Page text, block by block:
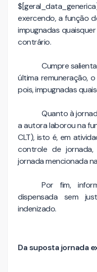
exercendo, a função
impugnadas
contrário.
Cumpre
última remuneração,
pois, impugnadas
Quanto à
a autora laborou na
CLT), isto é, em
controle de jornada,
jornada mencionada
Por fim,
dispensada sem
indenizado.
Da suposta jornada